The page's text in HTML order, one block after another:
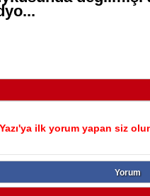
ilk yorum yapan siz
Yorum